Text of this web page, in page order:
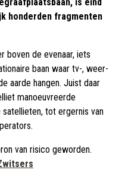
honderden fragmenten
boven de evenaar, iets
baan waar tv-, weer-
aarde hangen. Juist daar
manoeuvreerde
tot ergernis van
van risico geworden.